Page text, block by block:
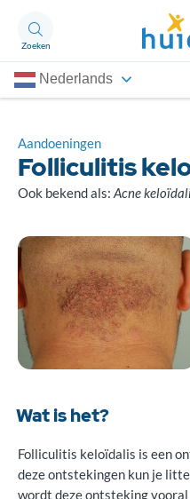
Zoeken
Nederlands
Thema’s
Artikelen
Over Huidhuis
Contact
Doneren
Aandoeningen
Folliculitis
Ook bekend als: Acne
Wat is het?
Folliculitis keloïdalis is een
deze ontstekingen kun je
wordt deze ontsteking